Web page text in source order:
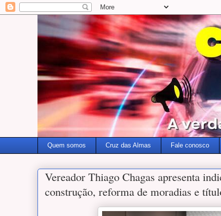
Quem somos Cruz das Almas Fale conosco
Vereador Thiago Chagas apresenta
construção, reforma de moradias e